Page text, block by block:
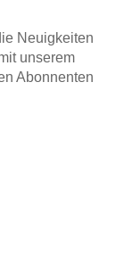
Neuigkeiten
unserem
Abonnenten